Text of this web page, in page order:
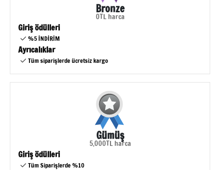
Bronze
0TL harca
Giriş ödülleri
%5 İNDİRİM
Ayrıcalıklar
Tüm siparişlerde ücretsiz kargo
Gümüş
5,000TL harca
Giriş ödülleri
Tüm Siparişlerde %10